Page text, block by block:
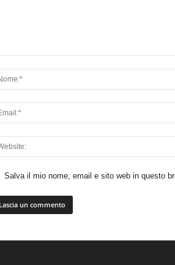
Salva il mio nome, email e sito web in questo